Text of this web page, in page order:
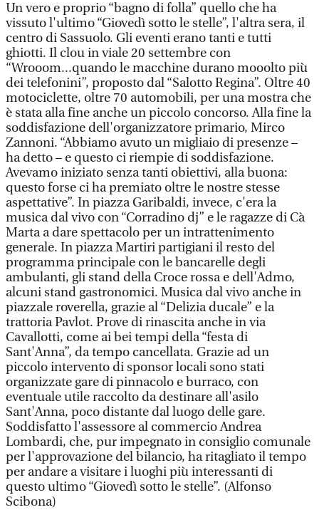
Un vero e proprio “bagno di folla” quello che ha
vissuto l'ultimo “Giovedì sotto le stelle”, l'altra sera, il
centro di Sassuolo. Gli eventi erano tanti e tutti
ghiotti. Il clou in viale 20 settembre con
“Wrooom...quando le macchine durano mooolto più
dei telefonini”, proposto dal “Salotto Regina”. Oltre 40
motociclette, oltre 70 automobili, per una mostra che
è stata alla fine anche un piccolo concorso. Alla fine la
soddisfazione dell'organizzatore primario, Mirco
Zannoni. “Abbiamo avuto un migliaio di presenze –
ha detto – e questo ci riempie di soddisfazione.
Avevamo iniziato senza tanti obiettivi, alla buona:
questo forse ci ha premiato oltre le nostre stesse
aspettative”. In piazza Garibaldi, invece, c'era la
musica dal vivo con “Corradino dj” e le ragazze di Cà
Marta a dare spettacolo per un intrattenimento
generale. In piazza Martiri partigiani il resto del
programma principale con le bancarelle degli
ambulanti, gli stand della Croce rossa e dell'Admo,
alcuni stand gastronomici. Musica dal vivo anche in
piazzale roverella, grazie al “Delizia ducale” e la
trattoria Pavlot. Prove di rinascita anche in via
Cavallotti, come ai bei tempi della “festa di
Sant'Anna”, da tempo cancellata. Grazie ad un
piccolo intervento di sponsor locali sono stati
organizzate gare di pinnacolo e burraco, con
eventuale utile raccolto da destinare all'asilo
Sant'Anna, poco distante dal luogo delle gare.
Soddisfatto l'assessore al commercio Andrea
Lombardi, che, pur impegnato in consiglio comunale
per l'approvazione del bilancio, ha ritagliato il tempo
per andare a visitare i luoghi più interessanti di
questo ultimo “Giovedì sotto le stelle”. (Alfonso
Scibona)